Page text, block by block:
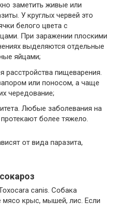
заметить живые или
У круглых червей это
белого цвета с
При заражении плоскими
выделяются отдельные
яйцами;
расстройства пищеварения.
или поносом, а чаще
чередование;
Любые заболевания на
более тяжело.
от вида паразита,
canis. Собака
мясо крыс, мышей, лис. Если